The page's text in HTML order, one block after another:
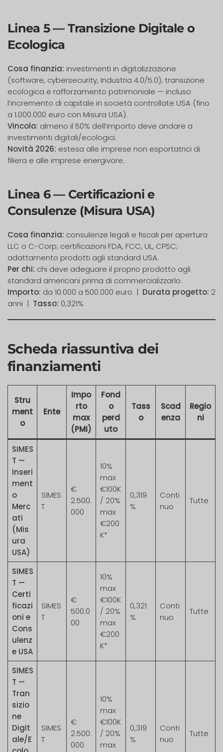
Linea 5 — Transizione Digitale o
Ecologica
Cosa finanzia: investimenti in digitalizzazione
(software, cybersecurity, Industria 4.0/5.0), transizione
ecologica e rafforzamento patrimoniale — incluso
l’incremento di capitale in società controllate USA (fino
a 1.000.000 euro con Misura USA).
Vincolo: almeno il 50% dell’importo deve andare a
investimenti digitali/ecologici.
Novità 2026: estesa alle imprese non esportatrici di
filiera e alle imprese energivore.
Linea 6 — Certificazioni e
Consulenze (Misura USA)
Cosa finanzia: consulenze legali e fiscali per apertura
LLC o C-Corp; certificazioni FDA, FCC, UL, CPSC;
adattamento prodotti agli standard USA.
Per chi: chi deve adeguare il proprio prodotto agli
standard americani prima di commercializzarlo.
Importo: da 10.000 a 500.000 euro | Durata progetto: 2
anni | Tasso: 0,321%
Scheda riassuntiva dei
finanziamenti
Stru
ment
o
Ente
Impo
rto
max
(PMI)
Fond
o
perd
uto
Tass
o
Scad
enza
Regio
ni
SIMES
T —
Inseri
ment
o
Merc
ati
(Mis
ura
USA)
SIMES
T
€
2.500.
000
10%
max
€100K
/ 20%
max
€200
K*
0,319
%
Conti
nuo
Tutte
SIMES
T —
Certi
ficazi
oni e
Cons
ulenz
e USA
SIMES
T
€
500.0
00
10%
max
€100K
/ 20%
max
€200
K*
0,321
%
Conti
nuo
Tutte
SIMES
T —
Tran
sizio
ne
Digit
ale/E
SIMES
T
€
2.500.
000
10%
max
€100K
/ 20%
max
0,319
%
Conti
nuo
Tutte